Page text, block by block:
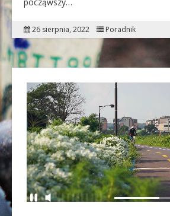
26 sierpnia, 2022 Poradnik